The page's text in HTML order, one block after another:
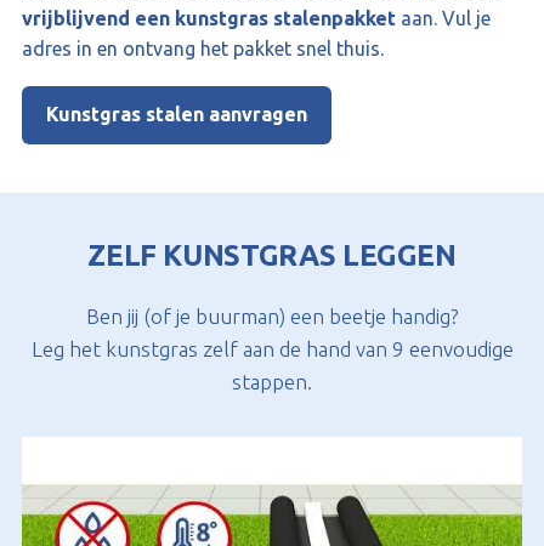
vrijblijvend een kunstgras stalenpakket aan. Vul je
adres in en ontvang het pakket snel thuis.
Kunstgras stalen aanvragen
ZELF KUNSTGRAS LEGGEN
Ben jij (of je buurman) een beetje handig?
Leg het kunstgras zelf aan de hand van 9 eenvoudige
stappen.